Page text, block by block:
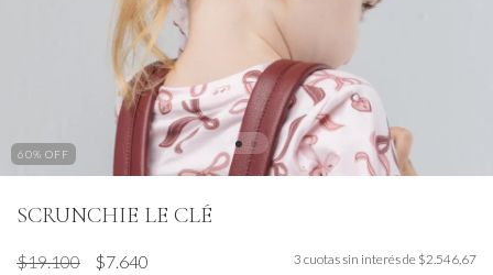
60% OFF
SCRUNCHIE LE CLÉ
$19.100 $7.640 3 cuotas sin interés de $2.546,67